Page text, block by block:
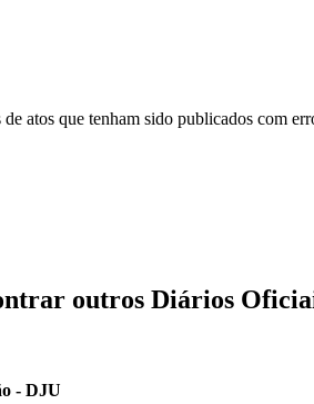
atos que tenham sido publicados com
outros Diários
- DJU